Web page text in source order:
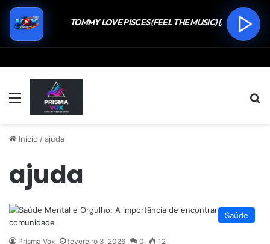
Menu
Início /ajuda
ajuda
Saúde
Prisma Vox fevereiro 3, 2026 0 12